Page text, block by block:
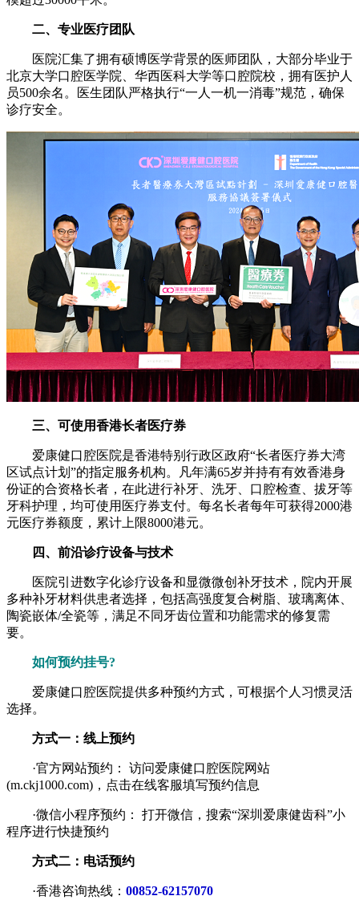
二、专业医疗团队
医院汇集了拥有硕博医学背景的医师团队，大部分毕业于
北京大学口腔医学院、华西医科大学等口腔院校，拥有医护人
员500余名。医生团队严格执行“一人一机一消毒”规范，确保
诊疗安全。
三、可使用香港长者医疗券
爱康健口腔医院是香港特别行政区政府“长者医疗券大湾
区试点计划”的指定服务机构。凡年满65岁并持有有效香港身
份证的合资格长者，在此进行补牙、洗牙、口腔检查、拔牙等
牙科护理，均可使用医疗券支付。每名长者每年可获得2000港
元医疗券额度，累计上限8000港元。
四、前沿诊疗设备与技术
医院引进数字化诊疗设备和显微微创补牙技术，院内开展
多种补牙材料供患者选择，包括高强度复合树脂、玻璃离体、
陶瓷嵌体/全瓷等，满足不同牙齿位置和功能需求的修复需
要。
如何预约挂号?
爱康健口腔医院提供多种预约方式，可根据个人习惯灵活
选择。
方式一：线上预约
·官方网站预约： 访问爱康健口腔医院网站
(m.ckj1000.com)，点击在线客服填写预约信息
·微信小程序预约： 打开微信，搜索“深圳爱康健齿科”小
程序进行快捷预约
方式二：电话预约
·香港咨询热线： 00852-62157070